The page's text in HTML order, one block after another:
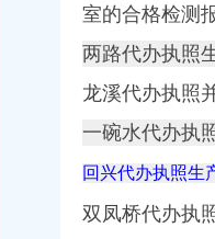
图、小区配套图-厦门
市加洲锦苑二手房新房
宝树
绳游记_途牛
室的合格检测
两路代办执照
龙溪代办执照
一碗水代办执
回兴代办执照生
双凤桥代办执